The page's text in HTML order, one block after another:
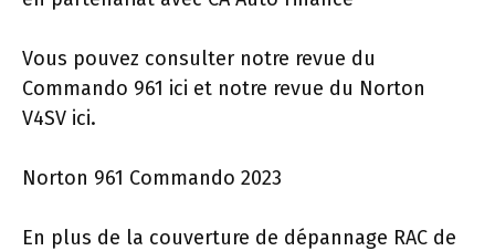
Vous pouvez consulter notre revue du
Commando 961 ici et notre revue du Norton
V4SV ici.
Norton 961 Commando 2023
En plus de la couverture de dépannage RAC de